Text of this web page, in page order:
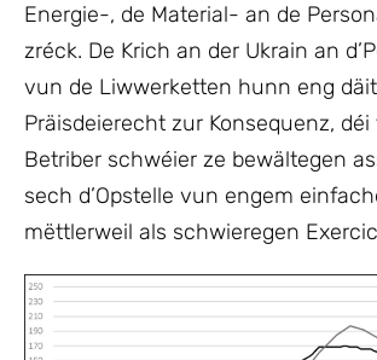
Energie-, de Material- an de
zréck. De Krich an der Ukrain an
vun de Liwwerketten hunn eng
Präisdeierecht zur Konsequenz, déi
Betriber schwéier ze bewältegen
sech d’Opstelle vun engem
mëttlerweil als schwieregen